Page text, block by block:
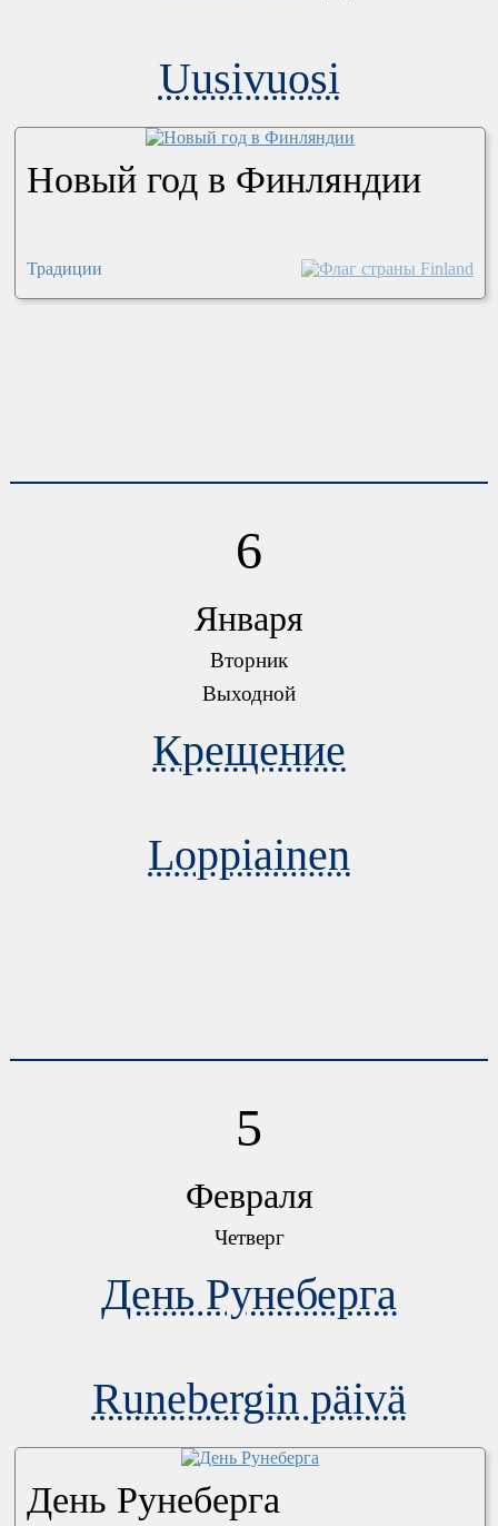
Uusivuosi
Новый год в Финляндии
Традиции
6
Января
Вторник
Выходной
Крещение
Loppiainen
5
Февраля
Четверг
День Рунеберга
Runebergin päivä
День Рунеберга